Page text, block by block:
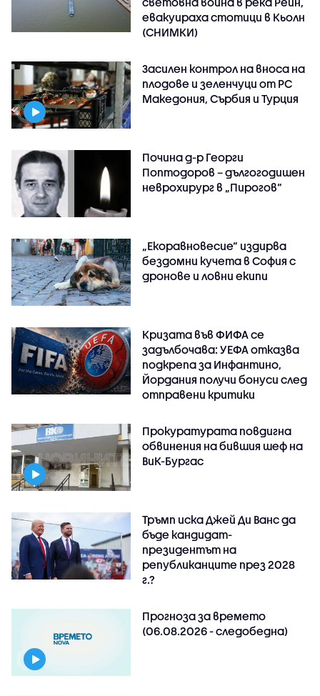
евакуираха стотици в Кьолн
(СНИМКИ)
Засилен контрол на вноса на
плодове и зеленчуци от РС
Македония, Сърбия и Турция
Почина д-р Георги
Поптодоров – дългогодишен
неврохирург в „Пирогов“
„Екоравновесие“ издирва
бездомни кучета в София с
дронове и ловни екипи
Кризата във ФИФА се
задълбочава: УЕФА отказва
подкрепа за Инфантино,
Йордания получи бонуси след
отправени критики
Прокуратурата повдигна
обвинения на бившия шеф на
ВиК-Бургас
Тръмп иска Джей Ди Ванс да
бъде кандидат-
президентът на
републиканците през 2028
г.?
Прогноза за времето
(06.08.2026 - следобедна)